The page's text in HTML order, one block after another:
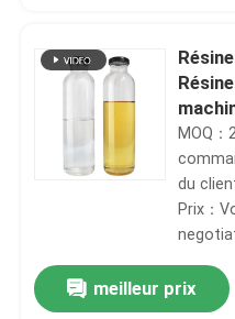
Le spectacle VR
À propos de nous
Visite de l'usine
MOQ
du
Prix：
meilleur prix
Résine époxy